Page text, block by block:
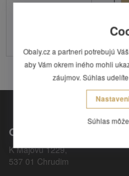
na
Kód:
OBALY.CZ, s.r.o.
K Májovu 1229,
537 01 Chrudim
Obaly.cz a partneri potrebujú Váš
aby Vám okrem iného mohli
záujmov. Súhlas
Súhlas